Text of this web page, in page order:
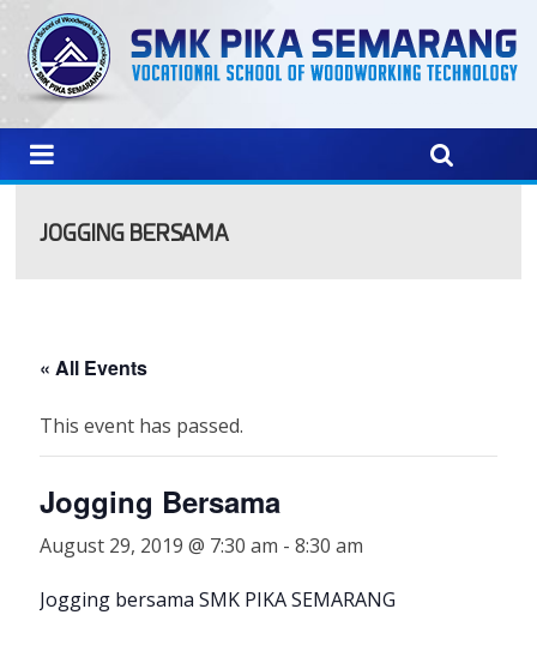
JOGGING BERSAMA
« All Events
This event has passed.
Jogging Bersama
August 29, 2019 @ 7:30 am -8:30 am
Jogging bersama SMK PIKA SEMARANG